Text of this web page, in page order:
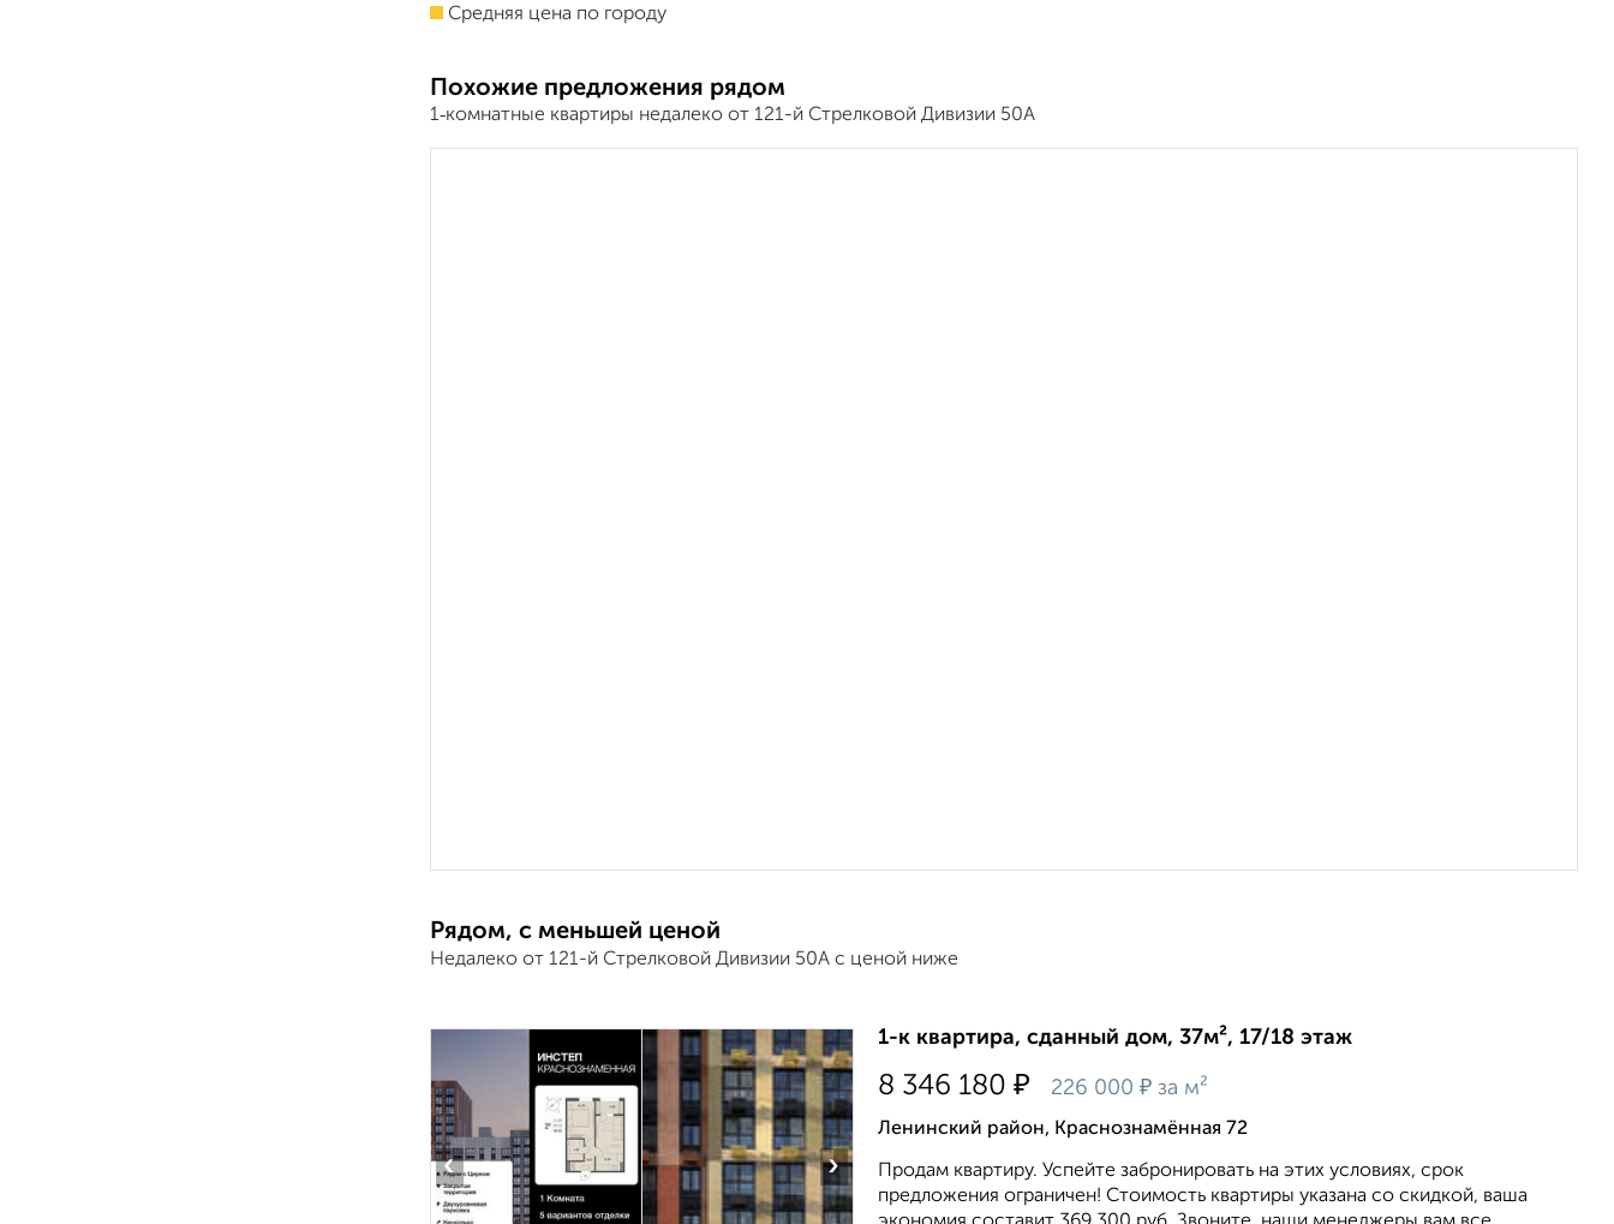
Средняя цена по городу
Похожие предложения рядом
1‑комнатные квартиры недалеко от 121-й Стрелковой Дивизии 50А
Рядом, с меньшей ценой
Недалеко от 121-й Стрелковой Дивизии 50А с ценой ниже
‹ ›
1-к квартира, сданный дом, 37м², 17/18 этаж
8 346 180 ₽ 226 000 ₽ за м²
Ленинский район, Краснознамённая 72
Продам квартиру. Успейте забронировать на этих условиях, срок
предложения ограничен! Стоимость квартиры указана со скидкой, ваша